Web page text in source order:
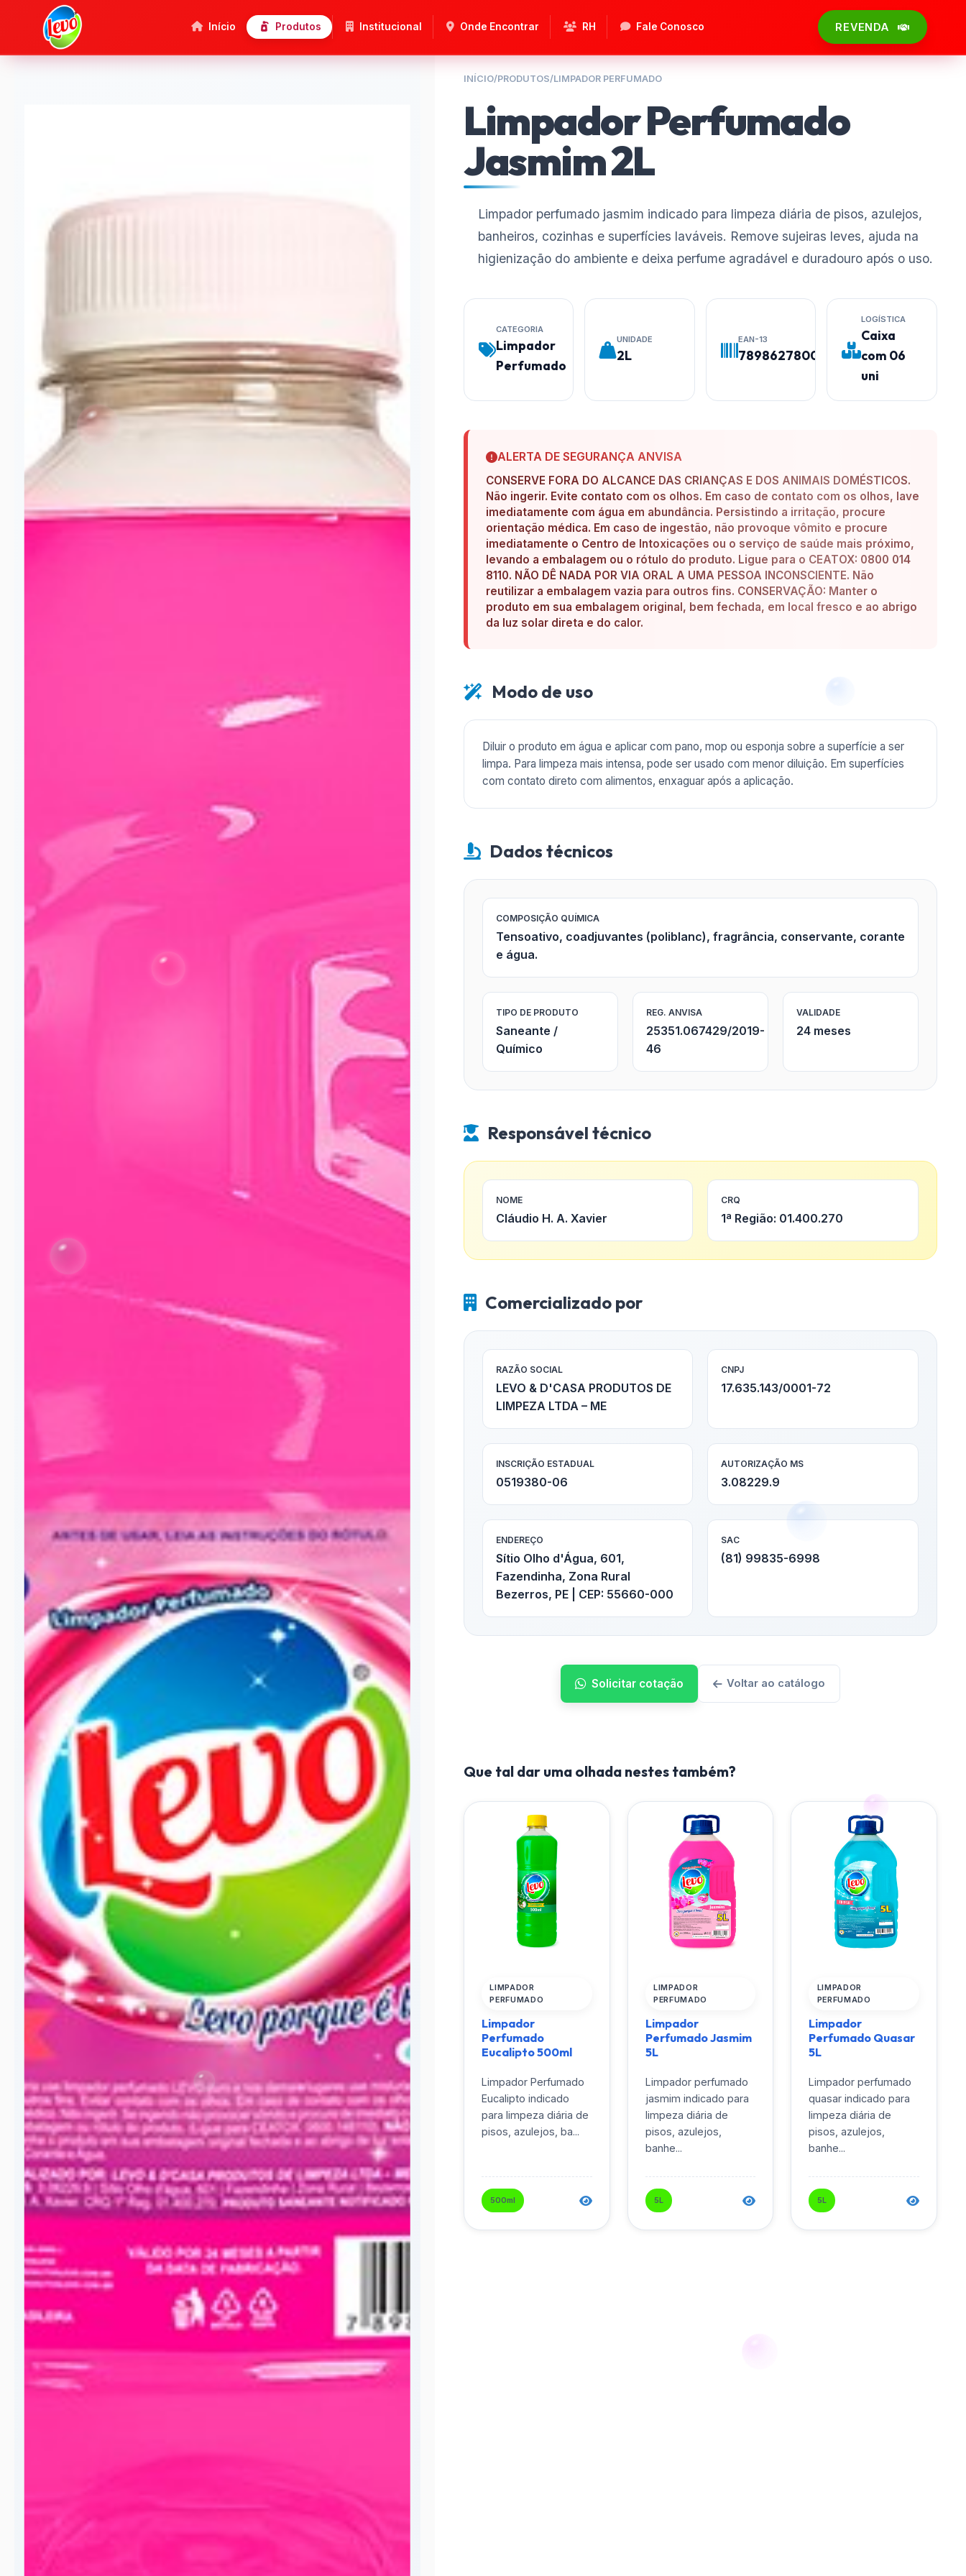
Início Produtos Institucional Onde Encontrar RH Fale Conosco REVENDA
INÍCIO/PRODUTOS/LIMPADOR PERFUMADO
Limpador Perfumado
Jasmim 2L
Limpador perfumado jasmim indicado para limpeza diária de pisos, azulejos,
banheiros, cozinhas e superfícies laváveis. Remove sujeiras leves, ajuda na
higienização do ambiente e deixa perfume agradável e duradouro após o uso.
CATEGORIA
Limpador
Perfumado
UNIDADE
2L
EAN-13
7898627800041
LOGÍSTICA
Caixa
com 06
uni
ALERTA DE SEGURANÇA ANVISA
CONSERVE FORA DO ALCANCE DAS CRIANÇAS E DOS ANIMAIS DOMÉSTICOS.
Não ingerir. Evite contato com os olhos. Em caso de contato com os olhos, lave
imediatamente com água em abundância. Persistindo a irritação, procure
orientação médica. Em caso de ingestão, não provoque vômito e procure
imediatamente o Centro de Intoxicações ou o serviço de saúde mais próximo,
levando a embalagem ou o rótulo do produto. Ligue para o CEATOX: 0800 014
8110. NÃO DÊ NADA POR VIA ORAL A UMA PESSOA INCONSCIENTE. Não
reutilizar a embalagem vazia para outros fins. CONSERVAÇÃO: Manter o
produto em sua embalagem original, bem fechada, em local fresco e ao abrigo
da luz solar direta e do calor.
Modo de uso
Diluir o produto em água e aplicar com pano, mop ou esponja sobre a superfície a ser
limpa. Para limpeza mais intensa, pode ser usado com menor diluição. Em superfícies
com contato direto com alimentos, enxaguar após a aplicação.
Dados técnicos
COMPOSIÇÃO QUÍMICA
Tensoativo, coadjuvantes (poliblanc), fragrância, conservante, corante
e água.
TIPO DE PRODUTO
Saneante /
Químico
REG. ANVISA
25351.067429/2019-
46
VALIDADE
24 meses
Responsável técnico
NOME
Cláudio H. A. Xavier
CRQ
1ª Região: 01.400.270
Comercializado por
RAZÃO SOCIAL
LEVO & D'CASA PRODUTOS DE
LIMPEZA LTDA – ME
CNPJ
17.635.143/0001-72
INSCRIÇÃO ESTADUAL
0519380-06
AUTORIZAÇÃO MS
3.08229.9
ENDEREÇO
Sítio Olho d'Água, 601,
Fazendinha, Zona Rural
Bezerros, PE | CEP: 55660-000
SAC
(81) 99835-6998
Solicitar cotação Voltar ao catálogo
Que tal dar uma olhada nestes também?
LIMPADOR
PERFUMADO
Limpador
Perfumado
Eucalipto 500ml
Limpador Perfumado
Eucalipto indicado
para limpeza diária de
pisos, azulejos, ba...
500ml
LIMPADOR
PERFUMADO
Limpador
Perfumado Jasmim
5L
Limpador perfumado
jasmim indicado para
limpeza diária de
pisos, azulejos,
banhe...
5L
LIMPADOR
PERFUMADO
Limpador
Perfumado Quasar
5L
Limpador perfumado
quasar indicado para
limpeza diária de
pisos, azulejos,
banhe...
5L